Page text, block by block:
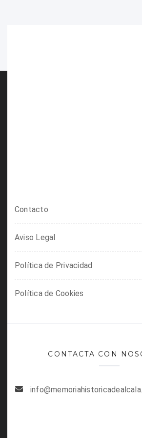
Contacto
Aviso Legal
Política de Privacidad
Política de Cookies
CONTACTA CON